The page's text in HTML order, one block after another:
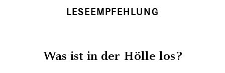
LESEEMPFEHLUNG
Was ist in der Hölle los?